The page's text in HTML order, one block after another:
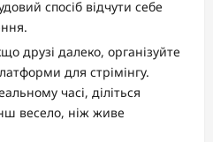
спосіб відчути себе
друзі далеко, організуйте
для стрімінгу.
часі, діліться
весело, ніж живе